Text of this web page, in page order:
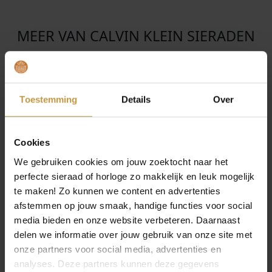
Toestemming Details Over
Cookies
We gebruiken cookies om jouw zoektocht naar het
perfecte sieraad of horloge zo makkelijk en leuk mogelijk
te maken! Zo kunnen we content en advertenties
afstemmen op jouw smaak, handige functies voor social
media bieden en onze website verbeteren. Daarnaast
delen we informatie over jouw gebruik van onze site met
onze partners voor social media, advertenties en
analyses. Deze partners kunnen deze gegevens
MEER VAN CALVIN KLEIN SIERADEN
€79,00
FORM TO BODY
COLLIER CJ35000965
BICOLOR
€149,00
SCULPTURED DROPS
COLLIER CJ35000954